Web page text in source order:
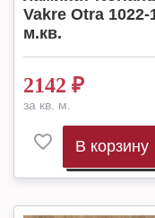
Vakre Otra 1022-
м.кв.
2142 ₽
за кв. м.
В корзину